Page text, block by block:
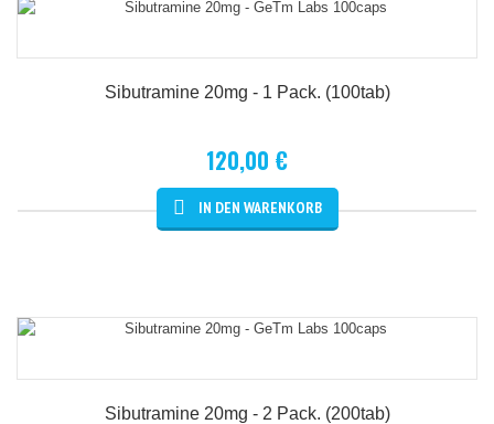
Sibutramine 20mg - 1 Pack. (100tab)
120,00 €
Sibutramine 20mg - 2 Pack. (200tab)